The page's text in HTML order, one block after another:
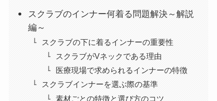
スクラブのインナー何着る問題解決～解説
編～
スクラブの下に着るインナーの重要性
スクラブがVネックである理由
医療現場で求められるインナーの特徴
スクラブインナーを選ぶ際の基準
素材ごとの特徴と選び方のコツ